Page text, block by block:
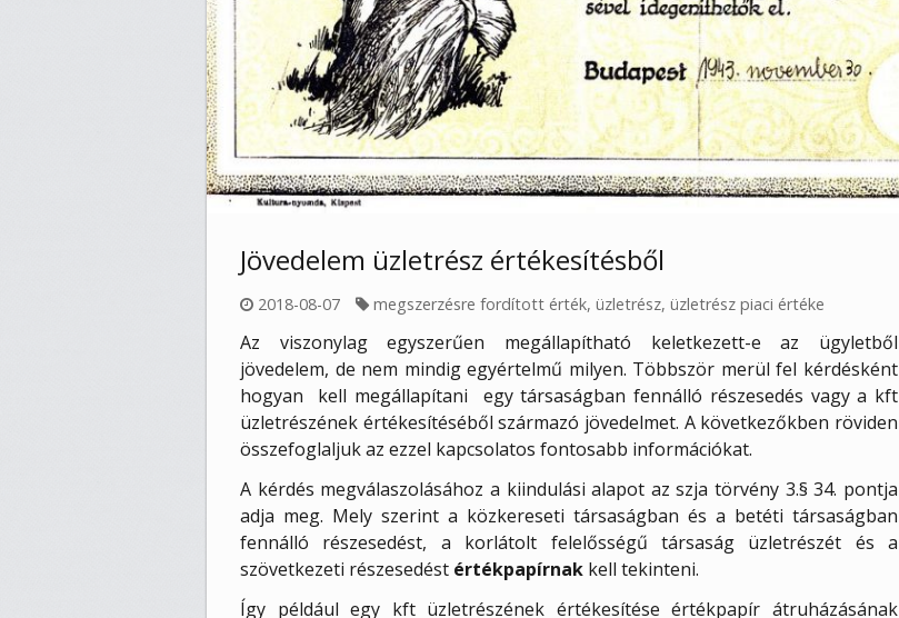
Jövedelem üzletrész értékesítésből
2018-08-07 megszerzésre fordított érték,üzletrész,üzletrész piaci értéke
Az viszonylag egyszerűen megállapítható keletkezett-e az ügyletből
jövedelem, de nem mindig egyértelmű milyen. Többször merül fel kérdésként
hogyan kell megállapítani egy társaságban fennálló részesedés vagy a kft
üzletrészének értékesítéséből származó jövedelmet. A következőkben röviden
összefoglaljuk az ezzel kapcsolatos fontosabb információkat.
A kérdés megválaszolásához a kiindulási alapot az szja törvény 3.§ 34. pontja
adja meg. Mely szerint a közkereseti társaságban és a betéti társaságban
fennálló részesedést, a korlátolt felelősségű társaság üzletrészét és a
szövetkezeti részesedést értékpapírnak kell tekinteni.
Így például egy kft üzletrészének értékesítése értékpapír átruházásának